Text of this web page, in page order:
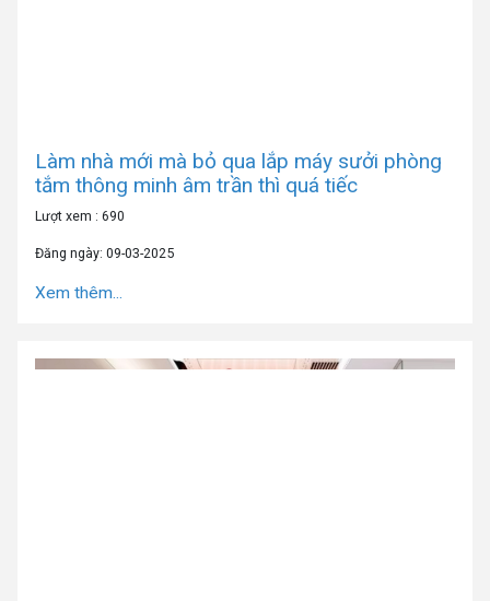
Làm nhà mới mà bỏ qua lắp máy sưởi phòng
tắm thông minh âm trần thì quá tiếc
Lượt xem : 690
Đăng ngày: 09-03-2025
Xem thêm...